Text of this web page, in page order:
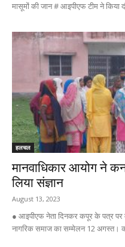
मासूमों की जान # आइपीएफ टीम ने किया
हलचल
मानवाधिकार आयोग ने
लिया संज्ञान
August 13, 2023
● आइपीएफ नेता दिनकर कपूर के पत्र पर
नागरिक समाज का सम्मेलन 12 अगस्त।